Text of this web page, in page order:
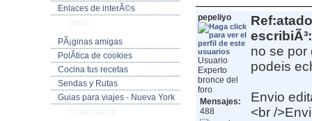
Enlaces de interÃ©s
PÃ¡ginas amigas
PolÃ­tica de cookies
Cocina tus recetas
Sendas y Rutas
Guias para viajes - Nueva York
pepeliyo
Usuario
Experto
bronce del
foro
Mensajes:
488
escribiÃ³:
no se por
podeis
Envio
<br /